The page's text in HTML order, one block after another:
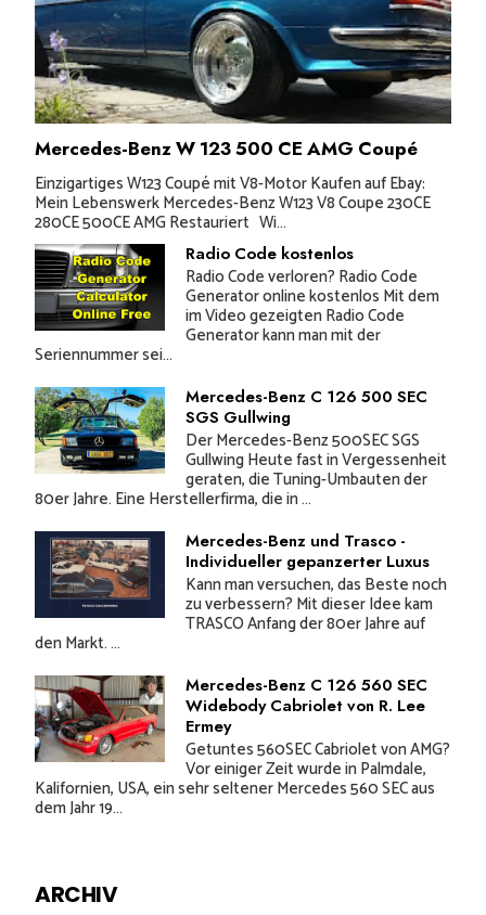
Mercedes-Benz W 123 500 CE AMG Coupé
Einzigartiges W123 Coupé mit V8-Motor Kaufen auf Ebay:
Mein Lebenswerk Mercedes-Benz W123 V8 Coupe 230CE
280CE 500CE AMG Restauriert Wi...
Radio Code kostenlos
Radio Code verloren? Radio Code
Generator online kostenlos Mit dem
im Video gezeigten Radio Code
Generator kann man mit der
Seriennummer sei...
Mercedes-Benz C 126 500 SEC
SGS Gullwing
Der Mercedes-Benz 500SEC SGS
Gullwing Heute fast in Vergessenheit
geraten, die Tuning-Umbauten der
80er Jahre. Eine Herstellerfirma, die in ...
Mercedes-Benz und Trasco -
Individueller gepanzerter Luxus
Kann man versuchen, das Beste noch
zu verbessern? Mit dieser Idee kam
TRASCO Anfang der 80er Jahre auf
den Markt. ...
Mercedes-Benz C 126 560 SEC
Widebody Cabriolet von R. Lee
Ermey
Getuntes 560SEC Cabriolet von AMG?
Vor einiger Zeit wurde in Palmdale,
Kalifornien, USA, ein sehr seltener Mercedes 560 SEC aus
dem Jahr 19...
ARCHIV